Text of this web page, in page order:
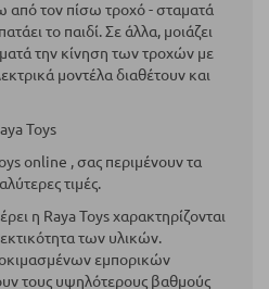
από τον πίσω τροχό - σταματά
το παιδί. Σε άλλα, μοιάζει
την κίνηση των τροχών με
μοντέλα διαθέτουν και
Toys
online , σας περιμένουν τα
τιμές.
η Raya Toys χαρακτηρίζονται
των υλικών.
εμπορικών
τους υψηλότερους βαθμούς